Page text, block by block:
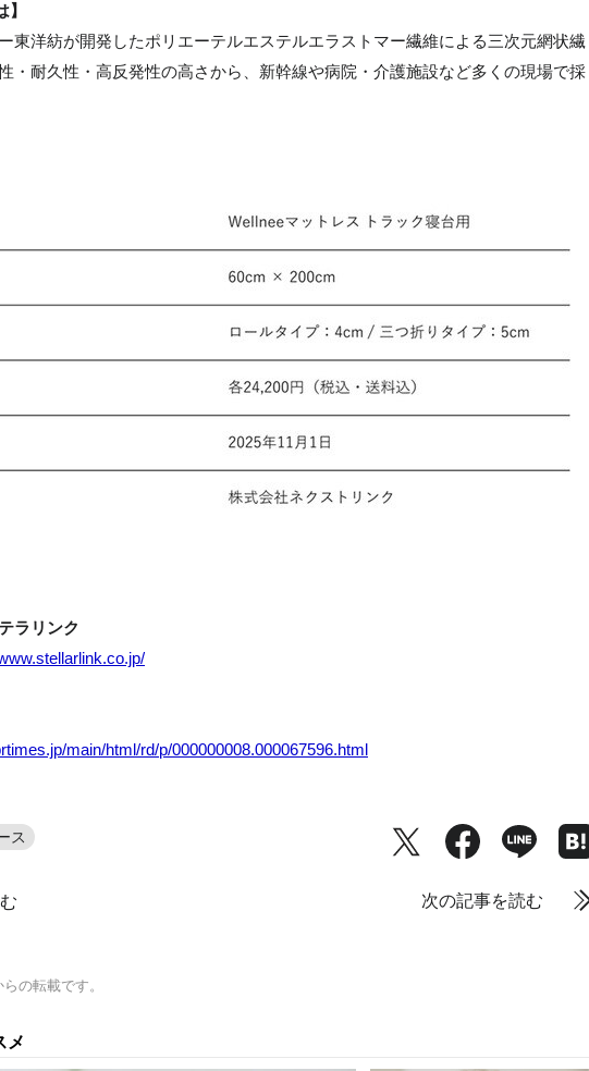
東洋紡が開発したポリエーテルエステルエラストマー繊維による三次元網状繊
・耐久性・高反発性の高さから、新幹線や病院・介護施設など多くの現場で採
ラリンク
main/html/rd/p/000000008.000067596.html
ス
次の記事を読む
の転載です。
メ